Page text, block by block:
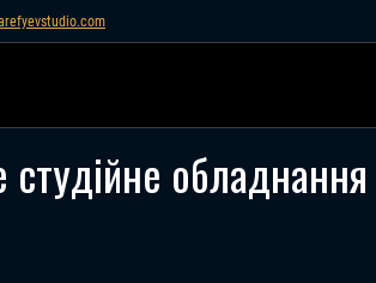
студійне